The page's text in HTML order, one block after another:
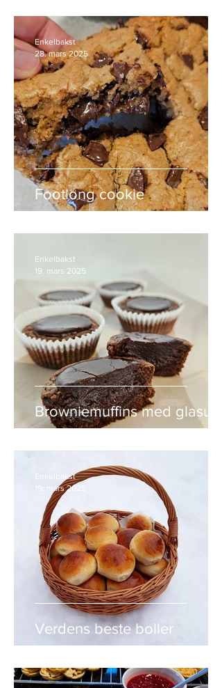
Footlong cookie
Enkelbakst
28. mars 2025
Browniemuffins med glasur
Enkelbakst
19. mars 2025
Verdens beste boller
Enkelbakst
19. mars 2025